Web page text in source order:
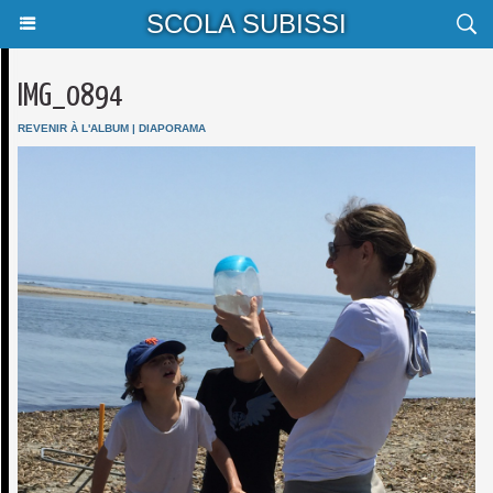
SCOLA SUBISSI
IMG_0894
REVENIR À L'ALBUM | DIAPORAMA